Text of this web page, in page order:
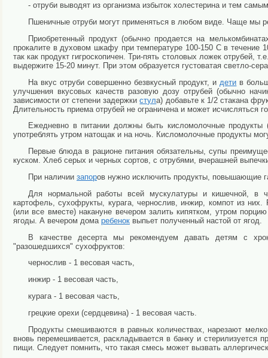
- отруби выводят из организма избыток холестерина и тем
Пшеничные отруби могут применяться в любом виде. Чаще мы
Приобретенный продукт (обычно продается на
прокалите в духовом шкафу при температуре 100-150 С в течение
так как продукт гигроскопичен. Три-пять столовых ложек отрубей,
выдержите 15-20 минут. При этом образуется густоватая светло-
На вкус отруби совершенно безвкусный продукт, и дети в
улучшения вкусовых качеств разовую дозу отрубей (обычно
зависимости от степени задержкистула) добавьте к 1/2 стакана
Длительность приема отрубей не ограничена и может исчисляться
Ежедневно в питании должны быть кисломолочные
употреблять утром натощак и на ночь. Кисломолочные продукты
Первые блюда в рационе питания обязательны, супы
куском. Хлеб серых и черных сортов, с отрубями, вчерашней
При наличии запоров нужно исключить продукты, повышающие
Для нормальной работы всей мускулатуры и кишечной, в
картофель, сухофрукты, курага, чернослив, инжир, компот из
(или все вместе) накануне вечером залить кипятком, утром
ягоды. А вечером дома ребенок выпьет полученный настой от ягод.
В качестве десерта мы рекомендуем давать детям с
"разошедшихся" сухофруктов:
чернослив - 1 весовая часть,
инжир - 1 весовая часть,
курага - 1 весовая часть,
грецкие орехи (сердцевина) - 1 весовая часть.
Продукты смешиваются в равных количествах, нарезают
вновь перемешивается, раскладывается в банку и
пищи. Следует помнить, что такая смесь может вызвать